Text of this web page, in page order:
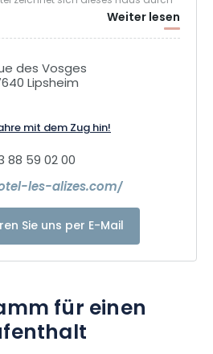
und den persönlichen Service
aus.
Weiter lesen
des Vosges
Lipsheim
mit dem Zug hin!
88 59 02 00
les-alizes.com/
Sie uns per E-Mail
für einen